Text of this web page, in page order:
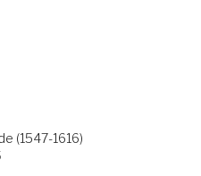
(1547-1616)